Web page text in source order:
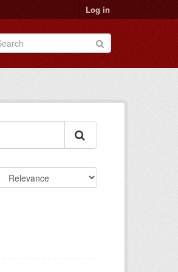
Log in